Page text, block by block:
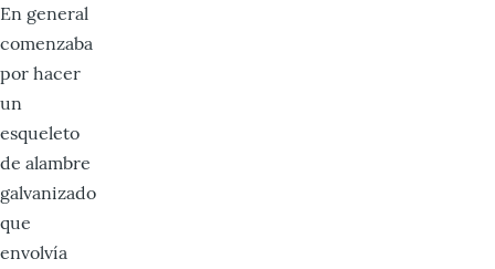
En general
comenzaba
por hacer
un
esqueleto
de alambre
galvanizado
que
envolvía